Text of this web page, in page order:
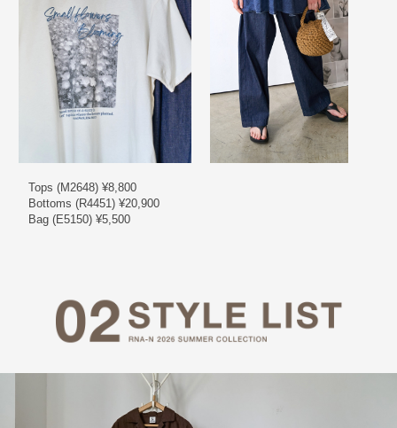
Tops (M2648) ¥8,800
Bottoms (R4451) ¥20,900
Bag (E5150) ¥5,500